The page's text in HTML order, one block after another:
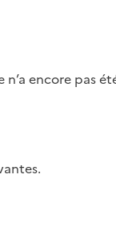
encore pas